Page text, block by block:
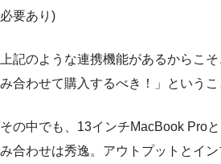
必要あり)
上記のような連携機能があるからこ
み合わせて購入するべき！」というこ
その中でも、13インチMacBook Pro
み合わせは秀逸。アウトプットとイ